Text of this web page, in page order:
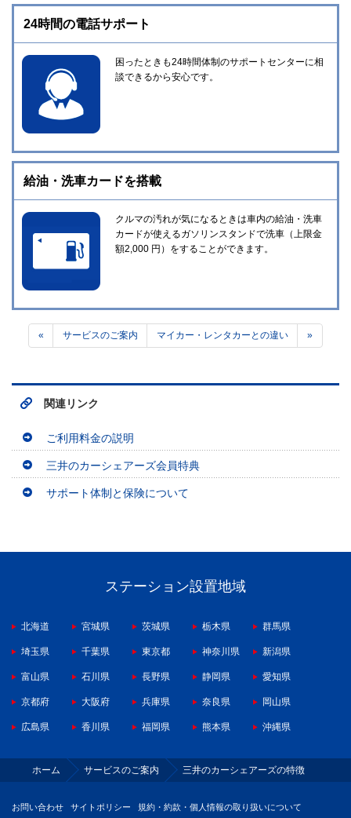
24時間の電話サポート
困ったときも24時間体制のサポートセンターに相
談できるから安心です。
給油・洗車カードを搭載
クルマの汚れが気になるときは車内の給油・洗車
カードが使えるガソリンスタンドで洗車（上限金
額2,000 円）をすることができます。
« サービスのご案内 マイカー・レンタカーとの違い »
関連リンク
ご利用料金の説明
三井のカーシェアーズ会員特典
サポート体制と保険について
ステーション設置地域
北海道 宮城県 茨城県 栃木県 群馬県
埼玉県 千葉県 東京都 神奈川県 新潟県
富山県 石川県 長野県 静岡県 愛知県
京都府 大阪府 兵庫県 奈良県 岡山県
広島県 香川県 福岡県 熊本県 沖縄県
ホーム サービスのご案内 三井のカーシェアーズの特徴
お問い合わせ サイトポリシー 規約・約款・個人情報の取り扱いについて